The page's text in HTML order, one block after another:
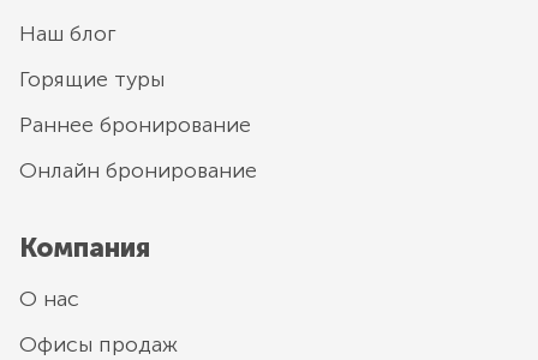
Наш блог
Горящие туры
Раннее бронирование
Онлайн бронирование
Компания
О нас
Офисы продаж